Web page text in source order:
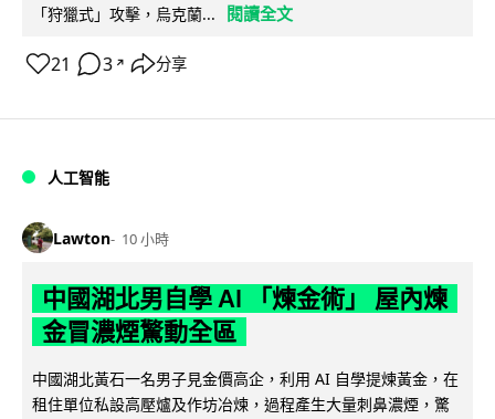
「狩獵式」攻擊，烏克蘭...
閱讀全文
21 3 ↗ 分享
人工智能
Lawton 10 小時
中國湖北男自學 AI 「煉金術」 屋內煉
金冒濃煙驚動全區
中國湖北黃石一名男子見金價高企，利用 AI 自學提煉黃金，在
租住單位私設高壓爐及作坊冶煉，過程產生大量刺鼻濃煙，驚